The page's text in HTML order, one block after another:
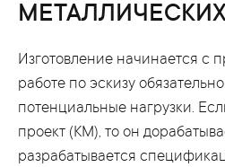
Изготовление начинается с
работе по эскизу
потенциальные нагрузки.
проект (КМ), то он
разрабатывается